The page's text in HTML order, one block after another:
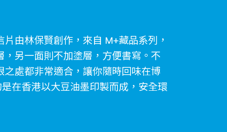
由林保賢創作，來自 M+藏品系列，
另一面則不加塗層，方便書寫。不
處都非常適合，讓你隨時回味在博
在香港以大豆油墨印製而成，安全環